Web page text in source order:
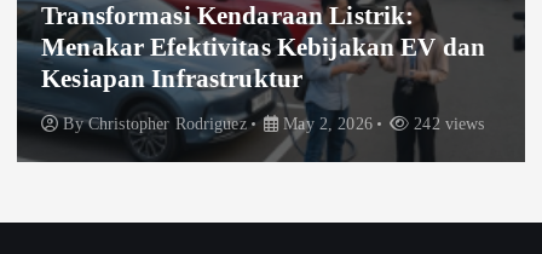
Transformasi Kendaraan Listrik:
Menakar Efektivitas Kebijakan EV dan
Kesiapan Infrastruktur
ByChristopher Rodriguez May 2, 2026 242 views